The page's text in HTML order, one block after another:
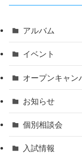
アルバム
イベント
オープンキャン
お知らせ
個別相談会
入試情報